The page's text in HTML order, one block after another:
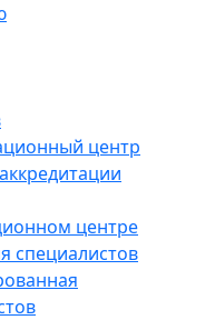
центр
центре
специалистов